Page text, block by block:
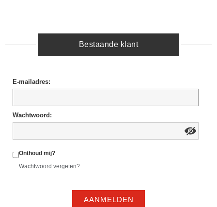
Bestaande klant
E-mailadres:
Wachtwoord:
Onthoud mij?
Wachtwoord vergeten?
AANMELDEN